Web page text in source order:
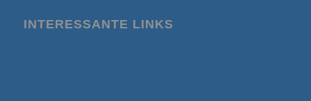
INTERESSANTE LINKS